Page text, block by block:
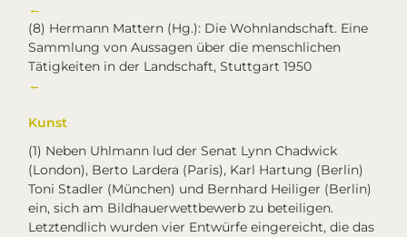
←
(8) Hermann Mattern (Hg.): Die Wohnlandschaft. Eine
Sammlung von Aussagen über die menschlichen
Tätigkeiten in der Landschaft, Stuttgart 1950
←
Kunst
(1) Neben Uhlmann lud der Senat Lynn Chadwick
(London), Berto Lardera (Paris), Karl Hartung (Berlin)
Toni Stadler (München) und Bernhard Heiliger (Berlin)
ein, sich am Bildhauerwettbewerb zu beteiligen.
Letztendlich wurden vier Entwürfe eingereicht, die das